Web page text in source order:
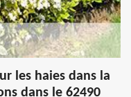
les haies dans la
dans le 62490